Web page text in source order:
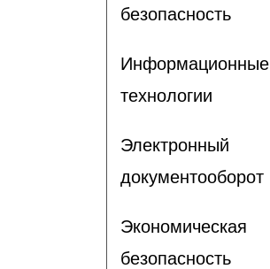
безопасность
Информационные
технологии
Электронный
документооборот
Экономическая
безопасность